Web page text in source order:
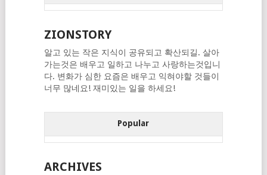
ZIONSTORY
알고 있는 작은 지식이 공유되고 확산되길. 살아
가는것은 배우고 일하고 나누고 사랑하는것입니
다. 변화가 심한 요즘은 배우고 익혀야할 것들이
너무 많네요! 재미있는 일을 하세요!
Popular
ARCHIVES